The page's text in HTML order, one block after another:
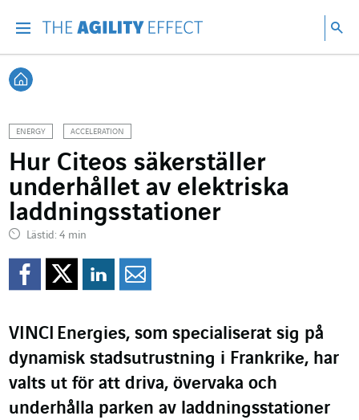
Sök
Tillbaka till startsidan
ENERGY ACCELERATION
Hur Citeos säkerställer
underhållet av elektriska
laddningsstationer
Lästid: 4 min
Dela på Facebook
Dela på Twitter
Dela på Linkedin
VINCI Energies, som specialiserat sig på
dynamisk stadsutrustning i Frankrike, har
valts ut för att driva, övervaka och
underhålla parken av laddningsstationer